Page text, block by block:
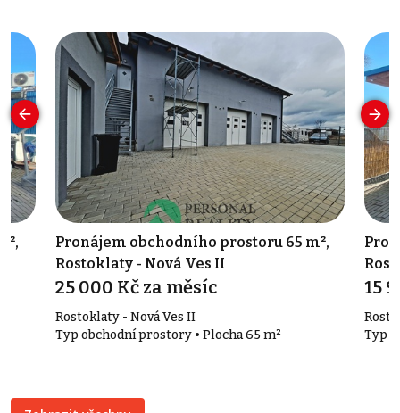
Pronájem obchodního prostoru 65 m²,
Rostoklaty - Nová Ves II
25 000 Kč za měsíc
Rostoklaty - Nová Ves II
Typ obchodní prostory • Plocha 65 m²
15
Typ